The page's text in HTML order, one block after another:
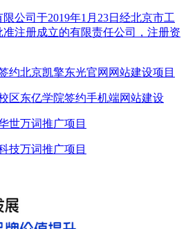
公司于2019年1月23日经北京市工
注册成立的有限责任公司，注册资
约北京凯擎东光官网网站建设项目
区东亿学院签约手机端网站建设
世万词推广项目
技万词推广项目